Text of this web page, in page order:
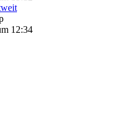
12:34